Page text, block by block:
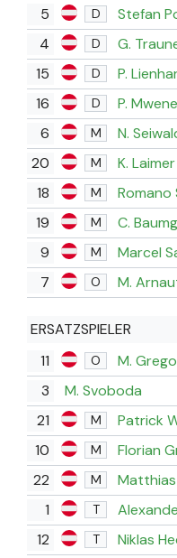
5 D Stefan
4 D G.
15 D P.
16 D P. Mwene
6 M N.
20 M K. Laimer
18 M Romano
19 M C.
9 M Marcel
7 O M.
ERSATZSPIELER
11
O M.
3 M. Svoboda
21 M Patrick
10 M Florian
22 M Matthias
1 T
12
T
Niklas